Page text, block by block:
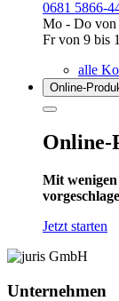
0681 5866-
Mo - Do von
Fr von 9 bis
alle
Online-
Online-
Mit
Jetzt starten
Unternehmen